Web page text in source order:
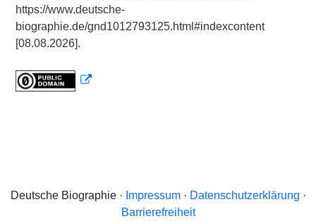
https://www.deutsche-
biographie.de/gnd1012793125.html#indexcontent
[08.08.2026].
Deutsche Biographie · Impressum· Datenschutzerklärung ·
Barrierefreiheit